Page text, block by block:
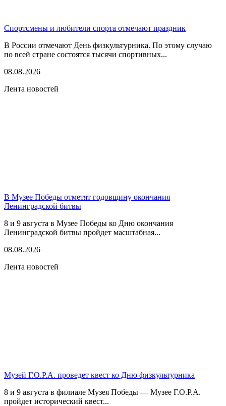
Спортсмены и любители спорта отмечают праздник
В России отмечают День физкультурника. По этому случаю
по всей стране состоятся тысячи спортивных...
08.08.2026
Лента новостей
В Музее Победы отметят годовщину окончания
Ленинградской битвы
8 и 9 августа в Музее Победы ко Дню окончания
Ленинградской битвы пройдет масштабная...
08.08.2026
Лента новостей
Музей Г.О.Р.А. проведет квест ко Дню физкультурника
8 и 9 августа в филиале Музея Победы — Музее Г.О.Р.А.
пройдет исторический квест...